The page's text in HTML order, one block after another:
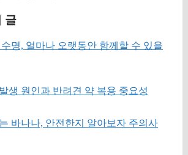
글
명, 얼마나 오랫동안 함께할 수 있을
생 원인과 반려견 약 복용 중요성
바나나, 안전한지 알아보자 주의사